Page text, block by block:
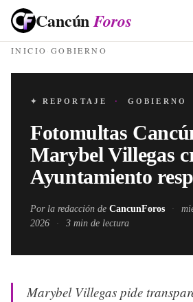
CancúnForos
INICIO· GOBIERNO
✦ REPORTAJE · GOBIERNO
Fotomultas
Marybel Villegas
Ayuntamiento
Por la redacción de CancunForos ·
2026
· 3 min de lectura
Marybel Villegas pide